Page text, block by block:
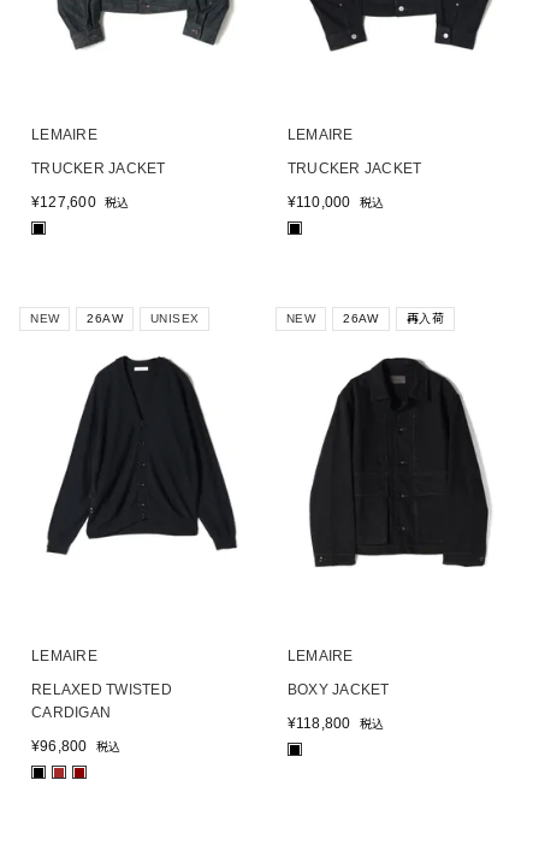
LEMAIRE
TRUCKER JACKET
¥127,600 税込
LEMAIRE
TRUCKER JACKET
¥110,000 税込
NEW 26AW UNISEX
LEMAIRE
RELAXED TWISTED
CARDIGAN
¥96,800 税込
■ ■ ■
NEW 26AW 再入荷
LEMAIRE
BOXY JACKET
¥118,800 税込
■